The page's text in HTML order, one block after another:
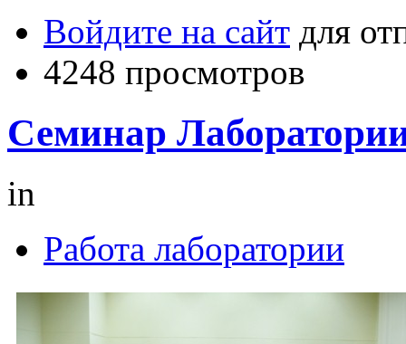
Войдите на сайт для
4248 просмотров
Семинар
in
Работа лаборатории